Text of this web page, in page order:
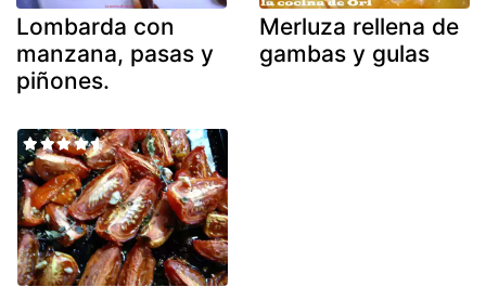
Lombarda con
manzana, pasas y
piñones.
Merluza rellena de
gambas y gulas